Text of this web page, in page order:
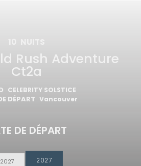
Rush Adventure
Ct2a
CELEBRITY SOLSTICE
DÉPART Vancouver
DE DÉPART
2027 2027